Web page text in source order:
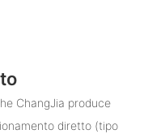
ChangJia produce
diretto (tipo